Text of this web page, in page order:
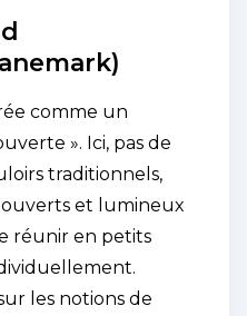
comme un
». Ici, pas de
traditionnels,
ouverts et lumineux
réunir en petits
les notions de